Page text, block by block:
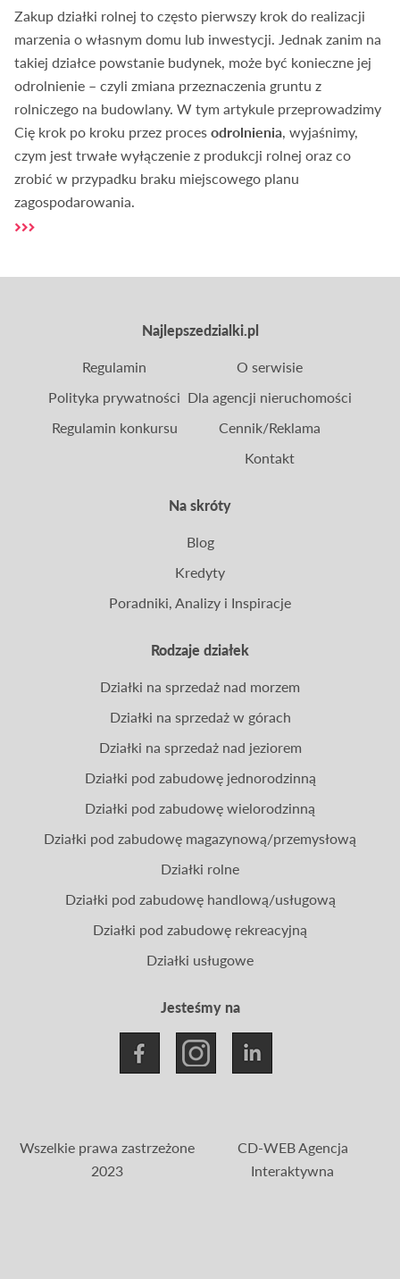
Zakup działki rolnej to często pierwszy krok do realizacji
marzenia o własnym domu lub inwestycji. Jednak zanim na
takiej działce powstanie budynek, może być konieczne jej
odrolnienie – czyli zmiana przeznaczenia gruntu z
rolniczego na budowlany. W tym artykule przeprowadzimy
Cię krok po kroku przez procesodrolnienia, wyjaśnimy,
czym jest trwałe wyłączenie z produkcji rolnej oraz co
zrobić w przypadku braku miejscowego planu
zagospodarowania.
Najlepszedzialki.pl
Na skróty
Rodzaje działek
Jesteśmy na
Regulamin
Polityka prywatności
Regulamin konkursu
O serwisie
Dla agencji nieruchomości
Cennik/Reklama
Kontakt
Blog
Kredyty
Poradniki, Analizy i Inspiracje
Działki na sprzedaż nad morzem
Działki na sprzedaż w górach
Działki na sprzedaż nad jeziorem
Działki pod zabudowę jednorodzinną
Działki pod zabudowę wielorodzinną
Działki pod zabudowę magazynową/przemysłową
Działki rolne
Działki pod zabudowę handlową/usługową
Działki pod zabudowę rekreacyjną
Działki usługowe
Wszelkie prawa zastrzeżone
2023
CD-WEB Agencja
Interaktywna